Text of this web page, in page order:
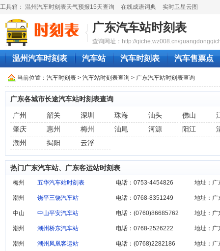
工具箱： 温州汽车时刻表天气预报15天查询 在线成语词典 实时卫星云图
广东汽车站时刻表
查询网址：http://qiche.wz008.cn/
温州汽车时刻表 汽车站 汽车时刻表 汽车售票点
当前位置： 汽车时刻表 > 汽车站时刻表查询 > 广东汽车站时刻表查询
广东各城市长途汽车站时刻表查询
广州 韶关 深圳 珠海 汕头 佛山
肇庆
惠州 梅州 汕尾 河源 阳江
潮州
揭阳 云浮
热门广东汽车站、广东客运站时刻表
梅州 五华汽车站时刻表 电话：0753-4454826 地址：广
潮州 饶平三饶汽车站 电话：0768-8351249 地址：广
中山 中山平安汽车站 电话：(0760)86685762 地址：广
潮州 潮州桥东汽车站 电话：0768-2526222 地址：广
潮州 潮州凤凰客运站 电话：(0768)2282186 地址：广